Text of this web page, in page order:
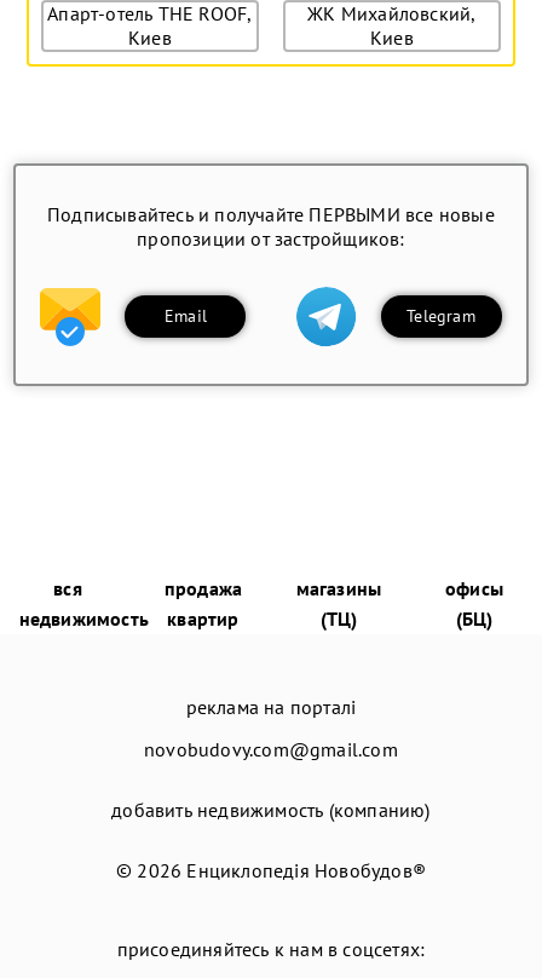
Апарт-отель THE ROOF,
Киев
ЖК Михайловский,
Киев
Подписывайтесь и получайте ПЕРВЫМИ все новые
пропозиции от застройщиков:
Email Telegram
вся
недвижимость
продажа
квартир
магазины
(ТЦ)
офисы
(БЦ)
реклама на порталі
novobudovy.com@gmail.com
добавить недвижимость (компанию)
© 2026 Енциклопедія Новобудов®
присоединяйтесь к нам в соцсетях: